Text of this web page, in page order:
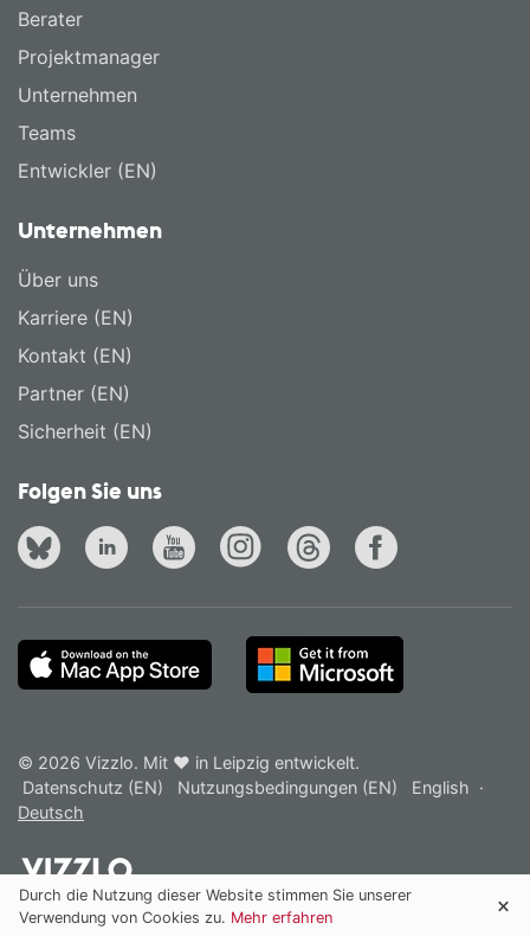
Berater
Projektmanager
Unternehmen
Teams
Entwickler (EN)
Unternehmen
Über uns
Karriere (EN)
Kontakt (EN)
Partner (EN)
Sicherheit (EN)
Folgen Sie uns
© 2026 Vizzlo. Mit ❤ in Leipzig entwickelt.
Datenschutz (EN)
Nutzungsbedingungen (EN) English ·
Deutsch
Durch die Nutzung dieser Website stimmen Sie unserer
Verwendung von Cookies zu. Mehr erfahren